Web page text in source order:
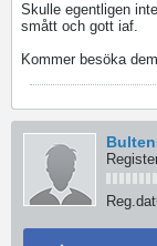
Skulle egentligen
smått och gott iaf.
Kommer besöka